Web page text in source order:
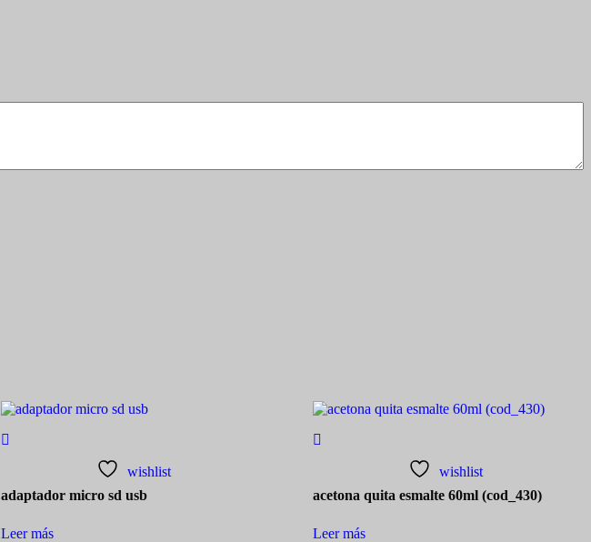
wishlist
adaptador micro sd usb
Leer más
wishlist
acetona quita esmalte 60ml (cod_430)
Leer más